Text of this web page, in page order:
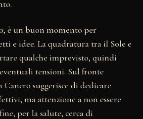
è un buon momento per
e idee. La quadratura tra il Sole e
qualche imprevisto, quindi
tensioni. Sul fronte
suggerisce di dedicare
ma attenzione a non essere
per la salute, cerca di